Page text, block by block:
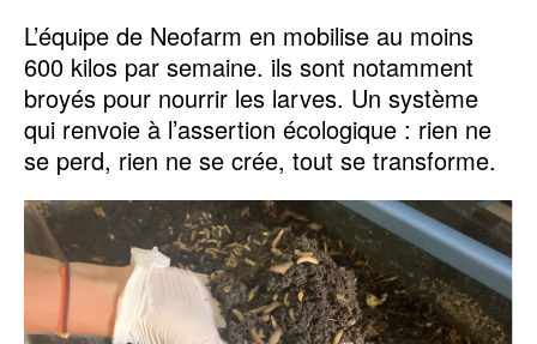
L’équipe de Neofarm en mobilise au moins
600 kilos par semaine. ils sont notamment
broyés pour nourrir les larves. Un système
qui renvoie à l’assertion écologique : rien ne
se perd, rien ne se crée, tout se transforme.